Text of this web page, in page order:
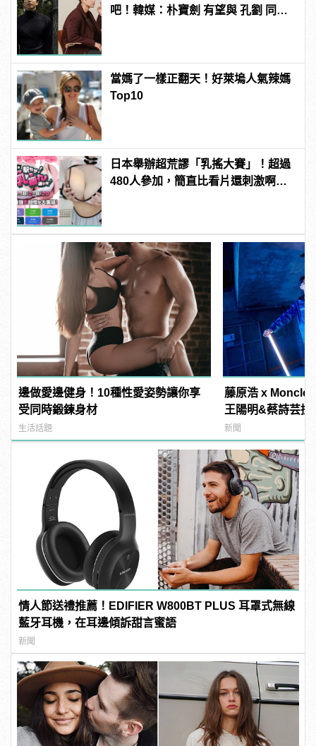
吧！韓媒：朴寶劍 有望與 孔劉 同框
當媽了一樣正翻天！好萊塢人氣辣媽
Top10
日本舉辦超荒謬「乳搖大賽」！超過
480人參加，簡直比看片還刺激啊！ |
邊做愛邊健身！10種性愛姿勢讓你享
受同時鍛鍊身材
生活話題
藤原浩 x Moncler
王陽明&蔡詩芸搶
新聞
情人節送禮推薦！EDIFIER W800BT PLUS 耳罩式無線
藍牙耳機，在耳邊傾訴甜言蜜語
新聞